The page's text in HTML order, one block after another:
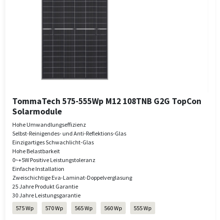
TommaTech 575-555Wp M12 108TNB G2G TopCon
Solarmodule
Hohe Umwandlungseffizienz
Selbst-Reinigendes- und Anti-Reflektions-Glas
Einzigartiges Schwachlicht-Glas
Hohe Belastbarkeit
0~+5W Positive Leistungstoleranz
Einfache Installation
Zweischichtige Eva-Laminat-Doppelverglasung
25 Jahre Produkt Garantie
30 Jahre Leistungsgarantie
575 Wp
570 Wp 565 Wp 560 Wp 555 Wp